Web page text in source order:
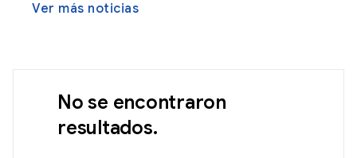
Ver más noticias
No se encontraron
resultados.